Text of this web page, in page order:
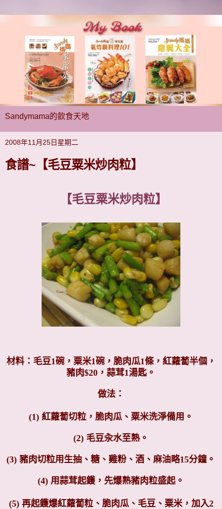
Sandymama的飲食天地
2008年11月25日星期二
食譜~【毛豆粟米炒肉粒】
【毛豆粟米炒肉粒】
材料：毛豆1碗，粟米1碗，脆肉瓜1條，紅蘿蔔半個，
豬肉$20，蒜茸1湯匙。
做法：
(1) 紅蘿蔔切粒，脆肉瓜、粟米洗淨備用。
(2) 毛豆汆水至熟。
(3) 豬肉切粒用生抽、糖、雞粉、酒、麻油略15分鐘。
(4) 用蒜茸起鑊，先爆熟豬肉粒盛起。
(5) 再起鑊爆紅蘿蔔粒、脆肉瓜、毛豆、粟米，加入2